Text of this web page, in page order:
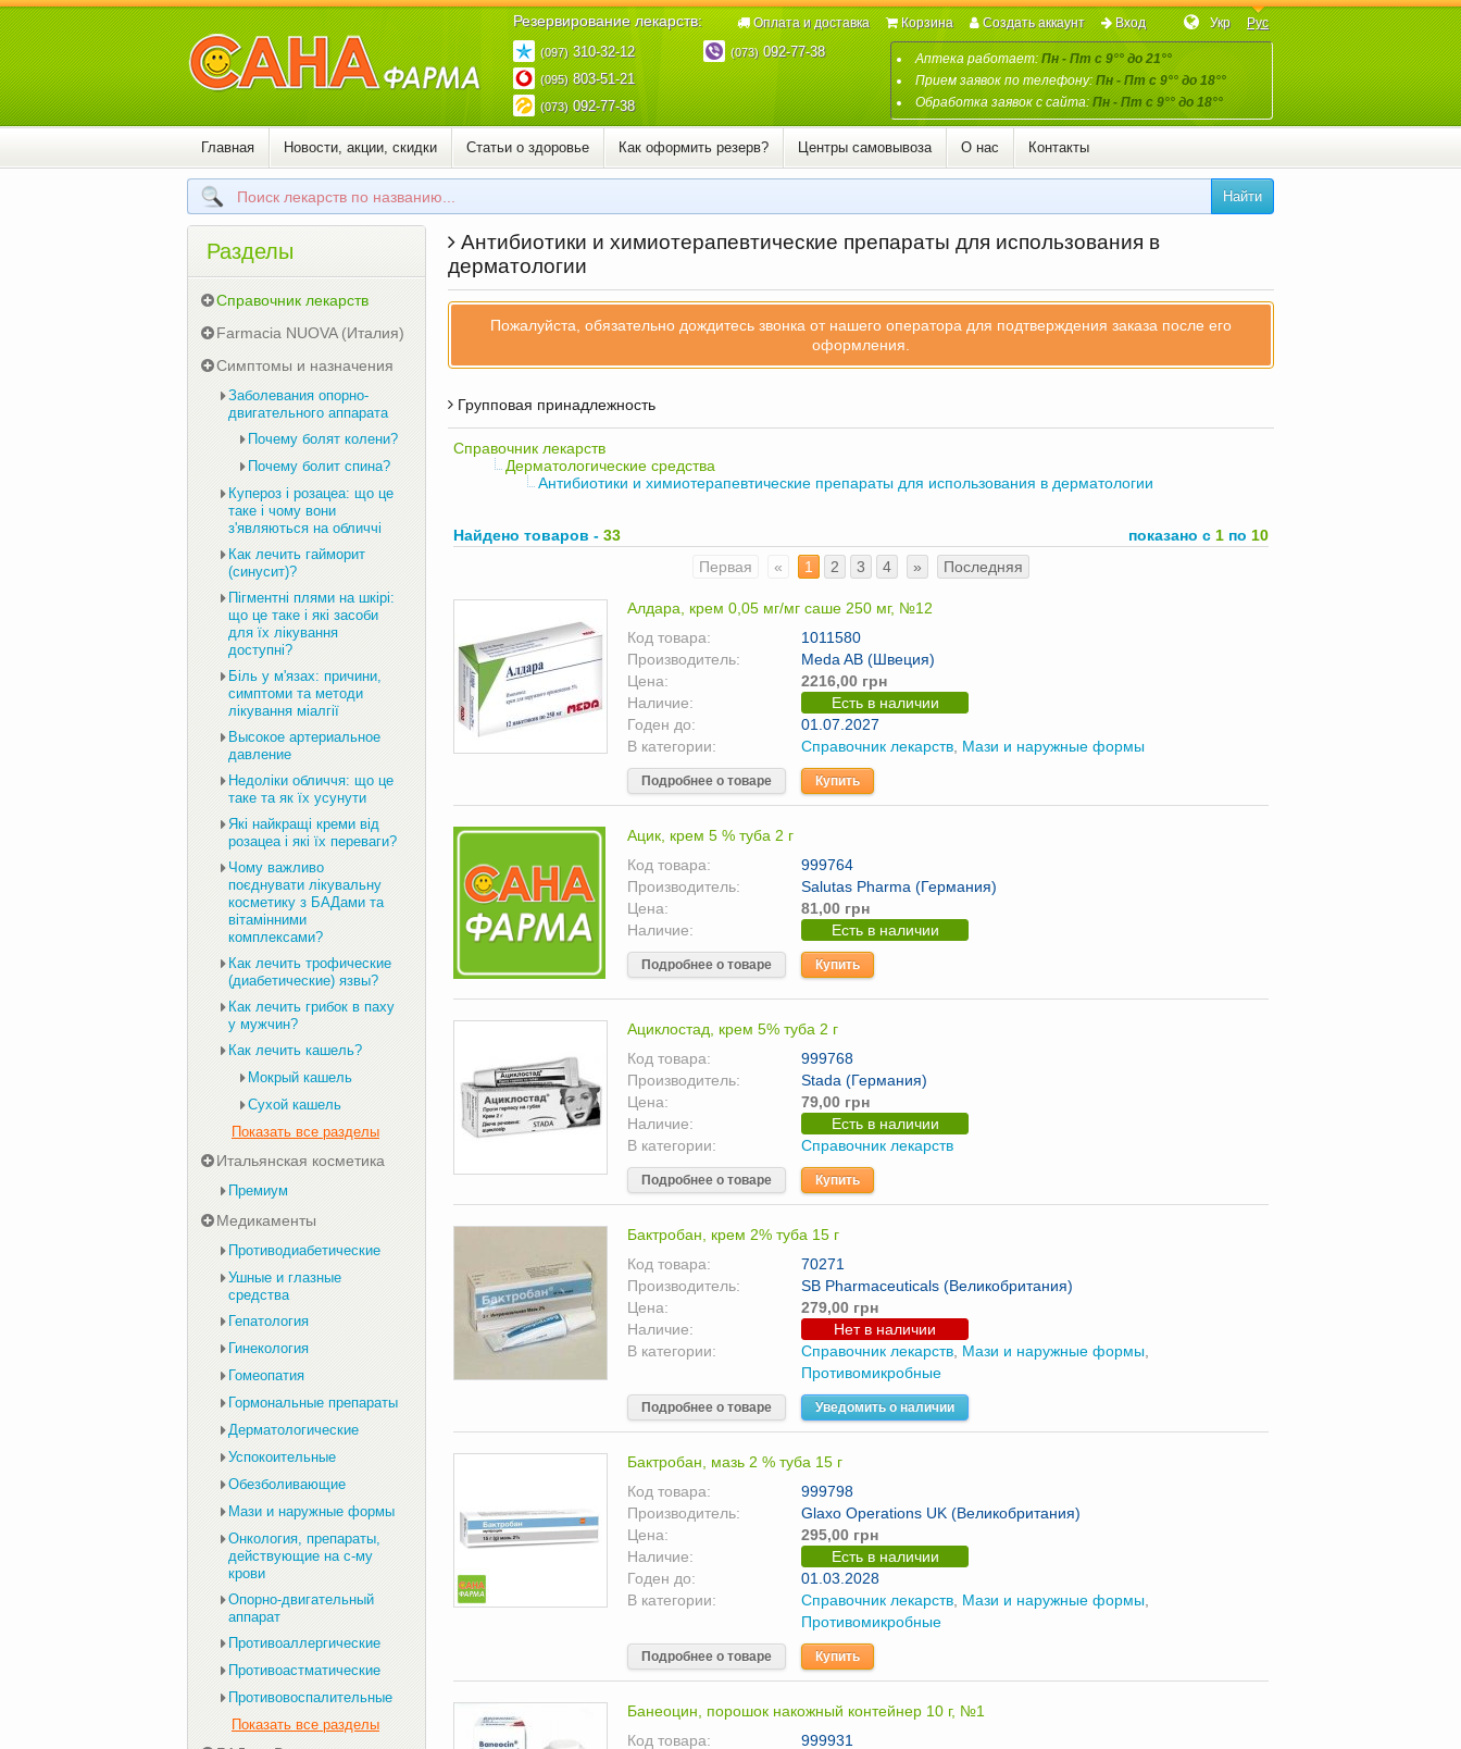
Резервирование лекарств:
(097)310-32-12
(095)803-51-21
(073)092-77-38
(073)092-77-38 Аптека работает:Пн - Пт с 9°° до 21°°
Прием заявок по телефону:Пн - Пт с 9°° до 18°°
Обработка заявок с сайта:Пн - Пт с 9°° до 18°°
Укр Рус
Оплата и доставка Корзина Создать аккаунт Вход
Главная Новости, акции, скидки Статьи о здоровье Как оформить резерв? Центры самовывоза О нас Контакты
Найти
Антибиотики и химиотерапевтические препараты для использования в
дерматологии
Пожалуйста, обязательно дождитесь звонка от нашего оператора для подтверждения заказа после его
оформления.
Групповая принадлежность
Справочник лекарств
Дерматологические средства
Антибиотики и химиотерапевтические препараты для использования в дерматологии
Найдено товаров - 33 показано с 1 по 10
Первая
« 1 2 3 4 » Последняя
Алдара, крем 0,05 мг/мг саше 250 мг, №12
Код товара:
1011580
Производитель:
Meda AB (Швеция)
Цена:
2216,00 грн
Наличие:
Есть в наличии
Годен до:
01.07.2027
В категории:
Справочник лекарств Мази и наружные формы
Подробнее о товаре Купить
Ацик, крем 5 % туба 2 г
Код товара:
999764
Производитель:
Salutas Pharma (Германия)
Цена:
81,00 грн
Наличие:
Есть в наличии
Подробнее о товаре Купить
Ациклостад, крем 5% туба 2 г
Код товара:
999768
Производитель:
Stada (Германия)
Цена:
79,00 грн
Наличие:
Есть в наличии
В категории:
Справочник лекарств
Подробнее о товаре Купить
Бактробан, крем 2% туба 15 г
Код товара:
70271
Производитель:
SB Pharmaceuticals (Великобритания)
Цена:
279,00 грн
Наличие:
Нет в наличии
В категории:
Справочник лекарств Мази и наружные формы
Противомикробные
Подробнее о товаре Уведомить о наличии
Бактробан, мазь 2 % туба 15 г
Код товара:
999798
Производитель:
Glaxo Operations UK (Великобритания)
Цена:
295,00 грн
Наличие:
Есть в наличии
Годен до:
01.03.2028
В категории:
Справочник лекарств Мази и наружные формы
Противомикробные
Подробнее о товаре Купить
Банеоцин, порошок накожный контейнер 10 г, №1
Код товара:
999931
Разделы
Справочник лекарств
Farmacia NUOVA (Италия)
Симптомы и назначения
Заболевания опорно-
двигательного аппарата
Почему болят колени?
Почему болит спина?
Купероз і розацеа: що це
таке і чому вони
з'являються на обличчі
Как лечить гайморит
(синусит)?
Пігментні плями на шкірі:
що це таке і які засоби
для їх лікування
доступні?
Біль у м'язах: причини,
симптоми та методи
лікування міалгії
Высокое артериальное
давление
Недоліки обличчя: що це
таке та як їх усунути
Які найкращі креми від
розацеа і які їх переваги?
Чому важливо
поєднувати лікувальну
косметику з БАДами та
вітамінними
комплексами?
Как лечить трофические
(диабетические) язвы?
Как лечить грибок в паху
у мужчин?
Как лечить кашель?
Мокрый кашель
Сухой кашель
Показать все разделы
Итальянская косметика
Премиум
Медикаменты
Противодиабетические
Ушные и глазные
средства
Гепатология
Гинекология
Гомеопатия
Гормональные препараты
Дерматологические
Успокоительные
Обезболивающие
Мази и наружные формы
Онкология, препараты,
действующие на с-му
крови
Опорно-двигательный
аппарат
Противоаллергические
Противоастматические
Противовоспалительные
Показать все разделы